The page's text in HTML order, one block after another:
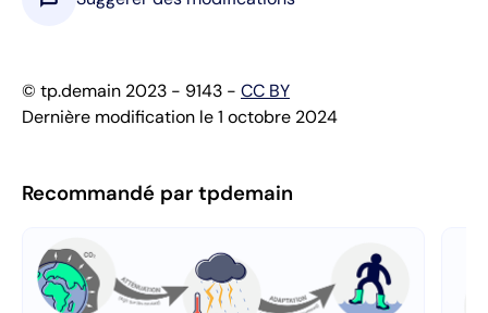
© tp.demain 2023 - 9143 - CC BY
Dernière modification le 1 octobre 2024
Recommandé par tpdemain